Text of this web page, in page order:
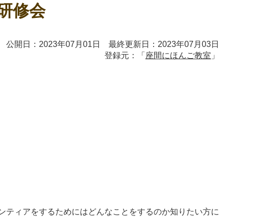
修会
公開日：2023年07月01日 最終更新日：2023年07月03日
登録元：「 座間にほんご教室 」
ィアをするためにはどんなことをするのか知りたい方に